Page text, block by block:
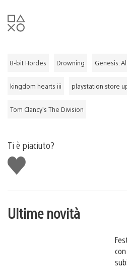
8-bit Hordes Drowning Genesis:
kingdom hearts iii playstation store
Tom Clancy’s The Division
Ti è piaciuto?
Mi
piace
Ultime novità